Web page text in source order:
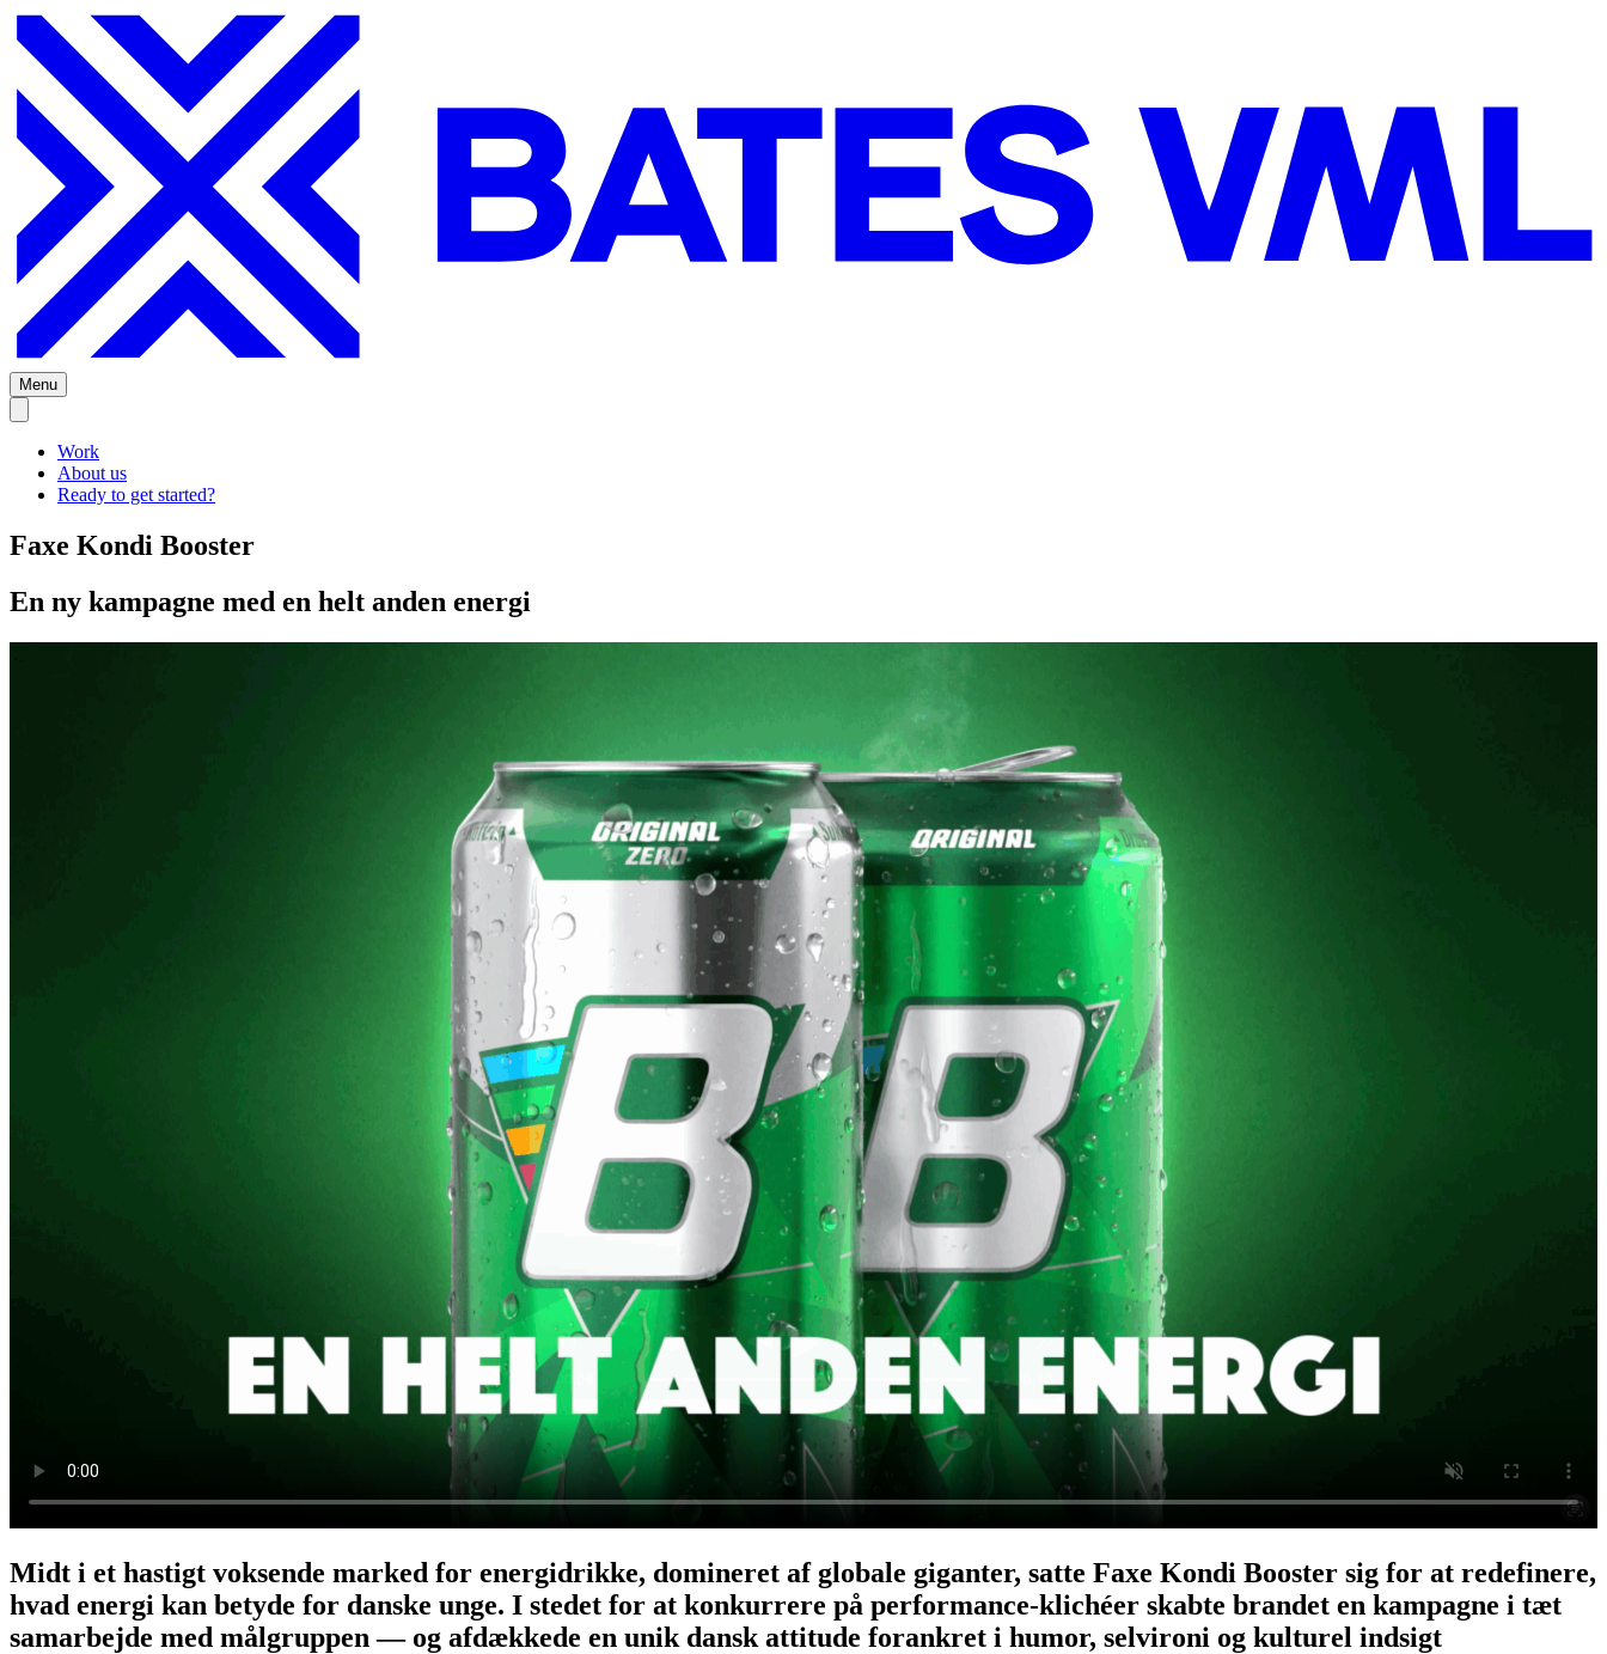
Menu
Work
About us
Ready to get started?
Faxe Kondi Booster
En ny kampagne med en helt anden energi
Midt i et hastigt voksende marked for energidrikke, domineret af globale giganter, satte Faxe Kondi Booster sig for at redefinere,
hvad energi kan betyde for danske unge. I stedet for at konkurrere på performance-klichéer skabte brandet en kampagne i tæt
samarbejde med målgruppen — og afdækkede en unik dansk attitude forankret i humor, selvironi og kulturel indsigt